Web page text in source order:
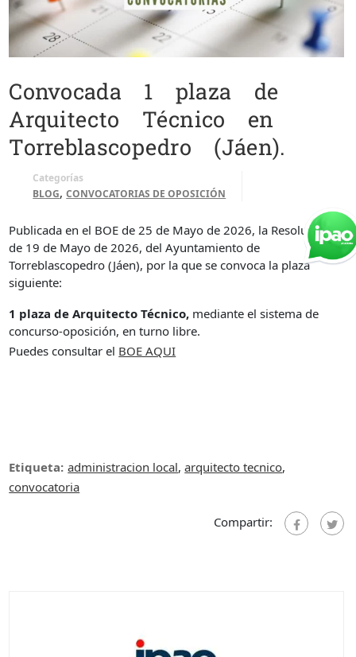
Convocada 1 plaza de
Arquitecto Técnico en
Torreblascopedro (Jáen).
Categorías
BLOG,CONVOCATORIAS DE OPOSICIÓN
Publicada en el BOE de 25 de Mayo de 2026, la Resolución
de 19 de Mayo de 2026, del Ayuntamiento de
Torreblascopedro (Jáen), por la que se convoca la plaza
siguiente:
1 plaza de Arquitecto Técnico, mediante el sistema de
concurso-oposición, en turno libre.
Puedes consultar el BOE AQUI
Etiqueta: administracion local,arquitecto tecnico,
convocatoria
Compartir: